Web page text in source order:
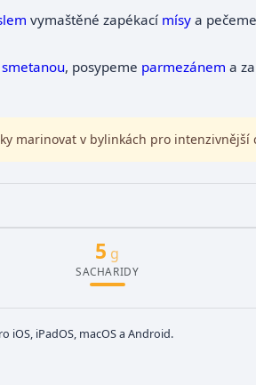
vymaštěné zapékací mísya
smetanou, posypeme parmezánem a
marinovat v bylinkách pro intenzivnější
5 g
SACHARIDY
iOS, iPadOS, macOS a Android.